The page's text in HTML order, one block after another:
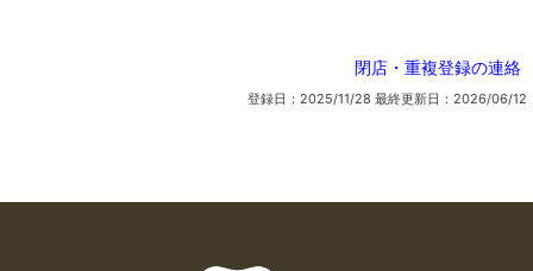
閉店・重複登録の連絡
登録日：2025/11/28 最終更新日：2026/06/12